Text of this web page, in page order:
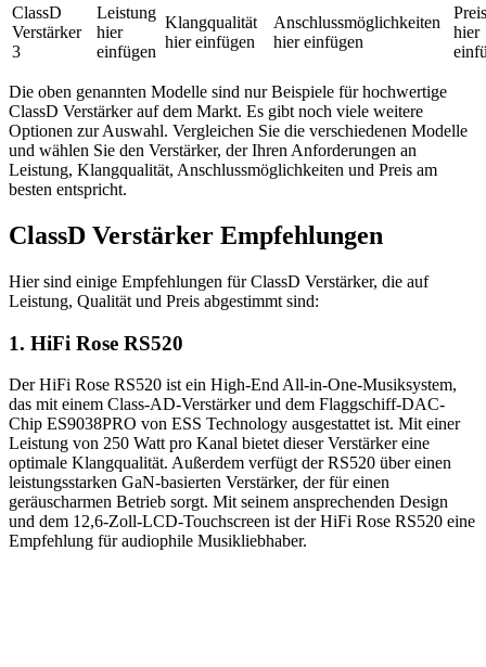
ClassD
Verstärker
3
Leistung
hier
einfügen
Klangqualität
hier einfügen
Anschlussmöglichkeiten
hier einfügen
Preis
hier
Die oben genannten Modelle sind nur Beispiele für hochwertige
ClassD Verstärker auf dem Markt. Es gibt noch viele weitere
Optionen zur Auswahl. Vergleichen Sie die verschiedenen Modelle
und wählen Sie den Verstärker, der Ihren Anforderungen an
Leistung, Klangqualität, Anschlussmöglichkeiten und Preis am
besten entspricht.
ClassD Verstärker Empfehlungen
Hier sind einige Empfehlungen für ClassD Verstärker, die auf
Leistung, Qualität und Preis abgestimmt sind:
1. HiFi Rose RS520
Der HiFi Rose RS520 ist ein High-End All-in-One-Musiksystem,
das mit einem Class-AD-Verstärker und dem Flaggschiff-DAC-
Chip ES9038PRO von ESS Technology ausgestattet ist. Mit einer
Leistung von 250 Watt pro Kanal bietet dieser Verstärker eine
optimale Klangqualität. Außerdem verfügt der RS520 über einen
leistungsstarken GaN-basierten Verstärker, der für einen
geräuscharmen Betrieb sorgt. Mit seinem ansprechenden Design
und dem 12,6-Zoll-LCD-Touchscreen ist der HiFi Rose RS520 eine
Empfehlung für audiophile Musikliebhaber.